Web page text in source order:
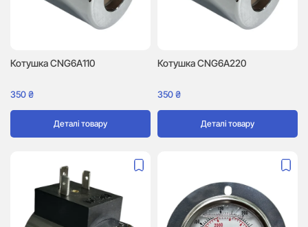
Котушка CNG6A110
350₴
Деталі товару
Котушка CNG6A220
350₴
Деталі товару